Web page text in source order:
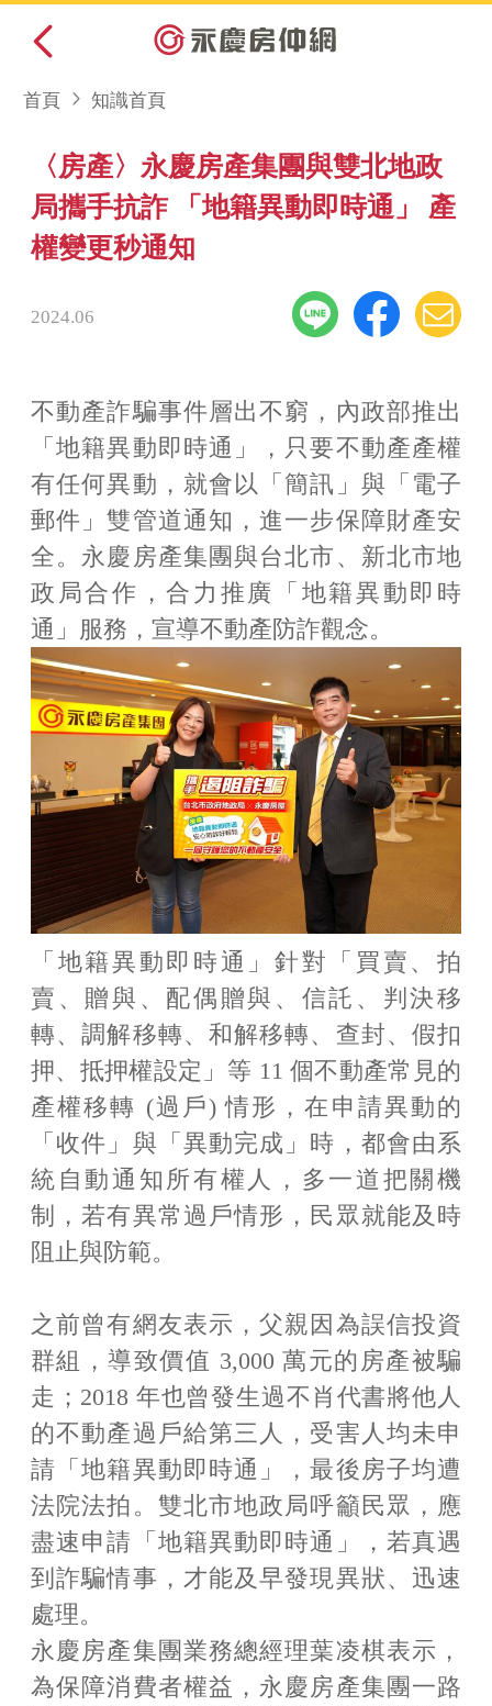
首頁 知識首頁
〈房產〉永慶房產集團與雙北地政
局攜手抗詐 「地籍異動即時通」 產
權變更秒通知
2024.06
不動產詐騙事件層出不窮，內政部推出
「地籍異動即時通」，只要不動產產權
有任何異動，就會以「簡訊」與「電子
郵件」雙管道通知，進一步保障財產安
全。永慶房產集團與台北市、新北市地
政局合作，合力推廣「地籍異動即時
通」服務，宣導不動產防詐觀念。
「地籍異動即時通」針對「買賣、拍
賣、贈與、配偶贈與、信託、判決移
轉、調解移轉、和解移轉、查封、假扣
押、抵押權設定」等 11 個不動產常見的
產權移轉 (過戶) 情形，在申請異動的
「收件」與「異動完成」時，都會由系
統自動通知所有權人，多一道把關機
制，若有異常過戶情形，民眾就能及時
阻止與防範。
之前曾有網友表示，父親因為誤信投資
群組，導致價值 3,000 萬元的房產被騙
走；2018 年也曾發生過不肖代書將他人
的不動產過戶給第三人，受害人均未申
請「地籍異動即時通」，最後房子均遭
法院法拍。雙北市地政局呼籲民眾，應
盡速申請「地籍異動即時通」，若真遇
到詐騙情事，才能及早發現異狀、迅速
處理。
永慶房產集團業務總經理葉凌棋表示，
為保障消費者權益，永慶房產集團一路